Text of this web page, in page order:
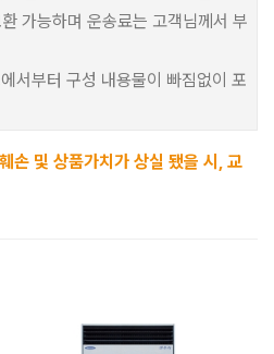
가능하며 운송료는 고객님께서 부
서부터 구성 내용물이 빠짐없이 포
손 및 상품가치가 상실 됐을 시, 교